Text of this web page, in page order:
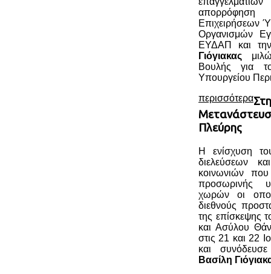
Επιχειρήσεων
Οργανισμών
ΕΥΔΑΠ και
Γιόγιακας
Βουλής για
Υπουργείου
περισσότερα
Πλεύρης
Η ενίσχυση
διελεύσεων
κοινωνιών
προσωρινής
χωρών οι
διεθνούς
της επίσκεψης
και Ασύλου
στις 21 και 22
και
Βασίλη